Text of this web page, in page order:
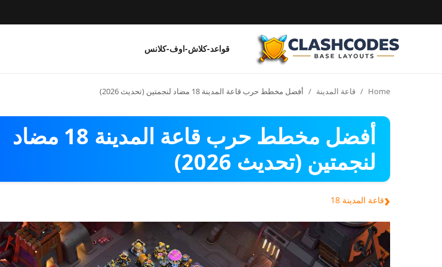
قواعد-كلاش-اوف-كلانس
Home قاعة المدينة أفضل مخطط حرب قاعة المدينة 18 مضاد لنجمتين (تحديث 2026)
أفضل مخطط حرب قاعة المدينة 18 مضاد
لنجمتين (تحديث 2026)
‹قاعة المدينة 18